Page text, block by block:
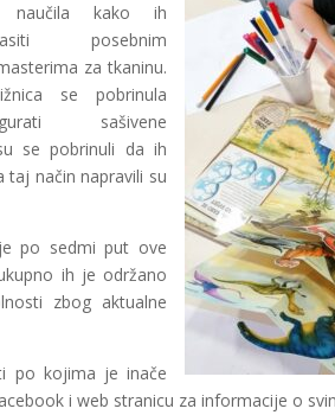
naučila kako ih
posebnim
za tkaninu.
se pobrinula
sašivene
se pobrinuli da ih
način napravili su
po sedmi put ove
ih je održano
zbog aktualne
po kojima je inače
i web stranicu za informacije o